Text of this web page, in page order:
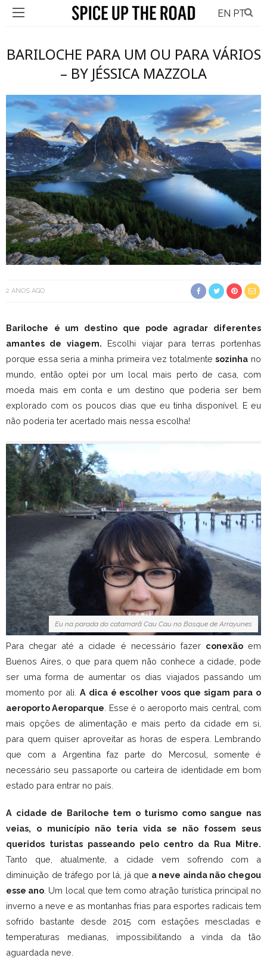
BARILOCHE PARA UM OU PARA VÁRIOS
– BY JÉSSICA MAZZOLA
2 ANOS AGO
Bariloche
é um destino que pode agradar diferentes
amantes de viagem. Escolhi viajar para terras portenhas
porque essa seria a minha primeira vez totalmentesozinha no
mundo, então optei por um local mais perto de casa, com
moeda mais em conta e um destino que poderia ser bem
explorado com os poucos dias que eu tinha disponível. E eu
não poderia ter acertado mais nessa escolha!
Eu na parada do catamarã Cau Cau no Bosque de Arrayunes
Para chegar até a cidade é necessário fazer conexãoem
Buenos Aires, o que para quem não conhece a cidade, pode
ser uma forma de aumentar os dias viajados passando um
momento por ali. A dica é escolher voos que sigam para o
aeroporto Aeroparque . Esse é o aeroporto mais central, com
mais opções de alimentação e mais perto da cidade em si,
para quem quiser aproveitar as horas de espera. Lembrando
que com a Argentina faz parte do Mercosul, somente é
necessário seu passaporte ou carteira de identidade em bom
estado para entrar no país.
A cidade de Bariloche tem o turismo como sangue nas
veias, o município não teria vida se não fossem seus
queridos turistas passeando pelo centro da Rua Mitre.
Tanto que, atualmente, a cidade vem sofrendo com a
diminuição de tráfego por lá, já que a neve ainda não chegou
esse ano . Um local que tem como atração turística principal no
inverno a neve e as montanhas frias para esportes radicais tem
sofrido bastante desde 2015 com estações mescladas e
temperaturas medianas, impossibilitando a vinda da tão
aguardada neve.
EN PT